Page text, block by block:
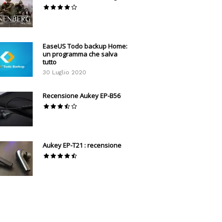
EaseUS Todo backup Home:
un programma che salva
tutto
30 Luglio 2020
Recensione Aukey EP-B56
Aukey EP-T21 : recensione